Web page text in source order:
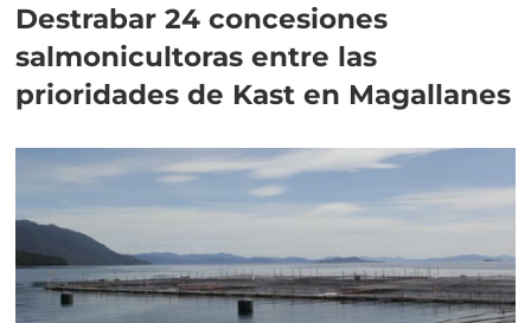
Destrabar 24 concesiones
salmonicultoras entre las
prioridades de Kast en Magallanes